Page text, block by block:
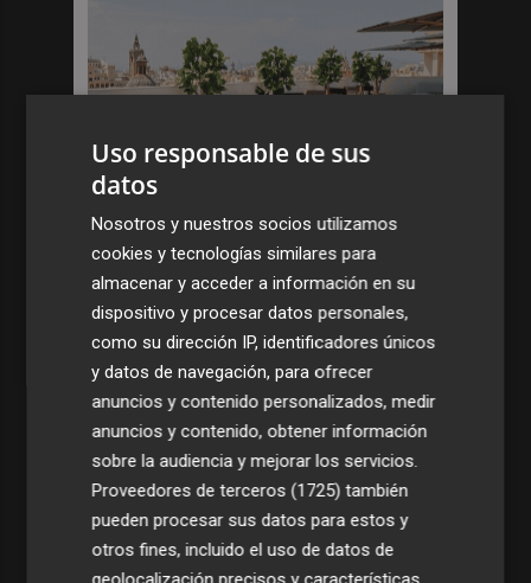
Uso responsable de sus
datos
Nosotros y nuestros socios utilizamos
cookies y tecnologías similares para
almacenar y acceder a información en su
dispositivo y procesar datos personales,
como su dirección IP, identificadores únicos
y datos de navegación, para ofrecer
anuncios y contenido personalizados, medir
anuncios y contenido, obtener información
sobre la audiencia y mejorar los servicios.
Proveedores de terceros (1725) también
pueden procesar sus datos para estos y
otros fines, incluido el uso de datos de